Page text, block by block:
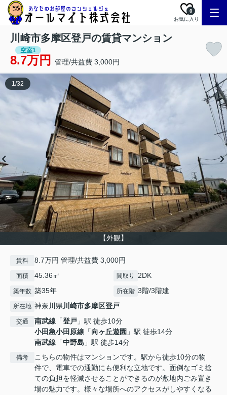
お気に入り
0
川崎市多摩区登戸の賃貸マンション
空室1
8.7万円 管理/共益費 3,000円
【外観】
1/32
賃料 8.7万円 管理/共益費 3,000円
面積 45.36㎡ 間取り 2DK
築年数 築35年 所在階 3階/3階建
所在地 神奈川県川崎市多摩区登戸
交通 南武線 「登戸 」駅 徒歩10分
小田急小田原線 「向ヶ丘遊園 」駅 徒歩14分
南武線 「中野島 」駅 徒歩14分
備考
こちらの物件はマンションです。駅から徒歩10分の物
件で、電車での通勤にも便利な立地です。面倒なゴミ捨
ての負担を軽減させることができるのが敷地内ごみ置き
場の魅力です。様々な場所へのアクセスがしやすくなる